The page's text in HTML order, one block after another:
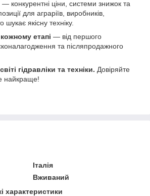
— конкурентні ціни, системи знижок та
для аграріїв, виробників,
шукає якісну техніку.
етапі — від першого
та післяпродажного
гідравліки та техніки. Довіряйте
найкраще!
Італія
Вживаний
характеристики